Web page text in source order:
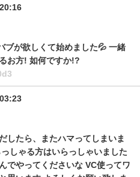
ブが欲しくて始めました💦 一緒
お方! 如何ですか!?
したら、またハマってしまいま
しゃる方はいらっしゃいました
でやってくださいな VC使ってワ